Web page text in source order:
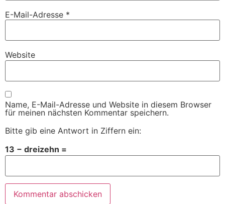
E-Mail-Adresse *
Website
Name, E-Mail-Adresse und Website in diesem Browser
für meinen nächsten Kommentar speichern.
Bitte gib eine Antwort in Ziffern ein:
13 − dreizehn =